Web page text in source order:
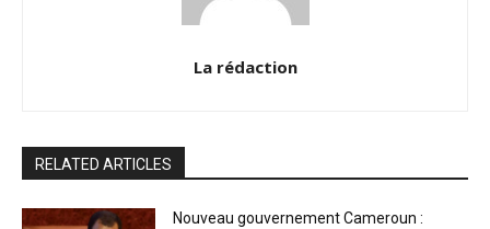
La rédaction
RELATED ARTICLES
Nouveau gouvernement Cameroun :